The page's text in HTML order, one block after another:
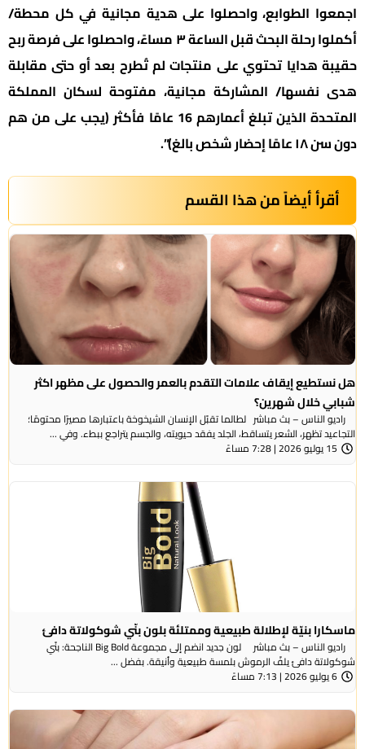
اجمعوا الطوابع، واحصلوا على هدية مجانية في كل محطة/
أكملوا رحلة البحث قبل الساعة ٣ مساءً، واحصلوا على فرصة ربح
حقيبة هدايا تحتوي على منتجات لم تُطرح بعد أو حتى مقابلة
هدى نفسها/ المشاركة مجانية، مفتوحة لسكان المملكة
المتحدة الذين تبلغ أعمارهم 16 عامًا فأكثر (يجب على من هم
دون سن ١٨ عامًا إحضار شخص بالغ)”.
أقرأ أيضاً من هذا القسم
هل نستطيع إيقاف علامات التقدم بالعمر والحصول على مظهر اكثر
شبابي خلال شهرين؟
راديو الناس – بث مباشر لطالما تقبّل الإنسان الشيخوخة باعتبارها مصيرًا محتومًا؛
التجاعيد تظهر، الشعر يتساقط، الجلد يفقد حيويته، والجسم يتراجع ببطء. وفي ...
15 يوليو 2026 | 7:28 مساءً
ماسكارا بنيّة لإطلالة طبيعية وممتلئة بلون بنّي شوكولاتة دافئ
راديو الناس – بث مباشر لون جديد انضم إلى مجموعة Big Bold الناجحة: بنّي
شوكولاتة دافئ يلفّ الرموش بلمسة طبيعية وأنيقة. بفضل ...
6 يوليو 2026 | 7:13 مساءً